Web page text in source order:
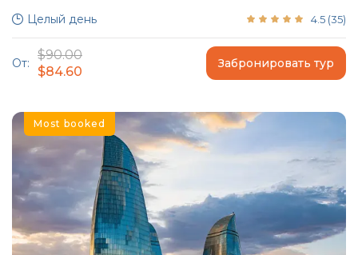
Целый день 4.5 (35)
От:
$90.00
$84.60
Забронировать тур
Most booked